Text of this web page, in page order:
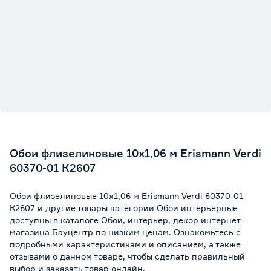
Обои флизелиновые 10х1,06 м Erismann Verdi
60370-01 К2607
Обои флизелиновые 10х1,06 м Erismann Verdi 60370-01
К2607 и другие товары категории Обои интерьерные
доступны в каталоге Обои, интерьер, декор интернет-
магазина Бауцентр по низким ценам. Ознакомьтесь с
подробными характеристиками и описанием, а также
отзывами о данном товаре, чтобы сделать правильный
выбор и заказать товар онлайн.